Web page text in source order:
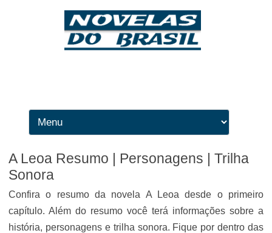
A Leoa Resumo | Personagens | Trilha
Sonora
Confira o resumo da novela A Leoa desde o primeiro
capítulo. Além do resumo você terá informações sobre a
história, personagens e trilha sonora. Fique por dentro das